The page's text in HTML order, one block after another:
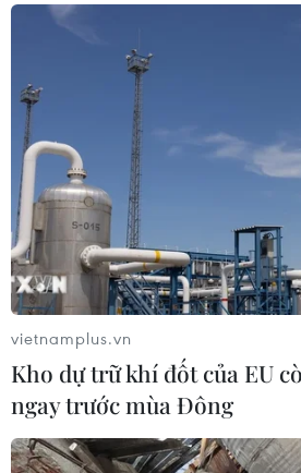
về tình hình phòng, chống dịch
hấp cấp do chủng mới của virus
Nhiều trường học tại Đà
vietnamplus.vn
Kho dự trữ khí đốt của EU
ngay trước mùa Đông